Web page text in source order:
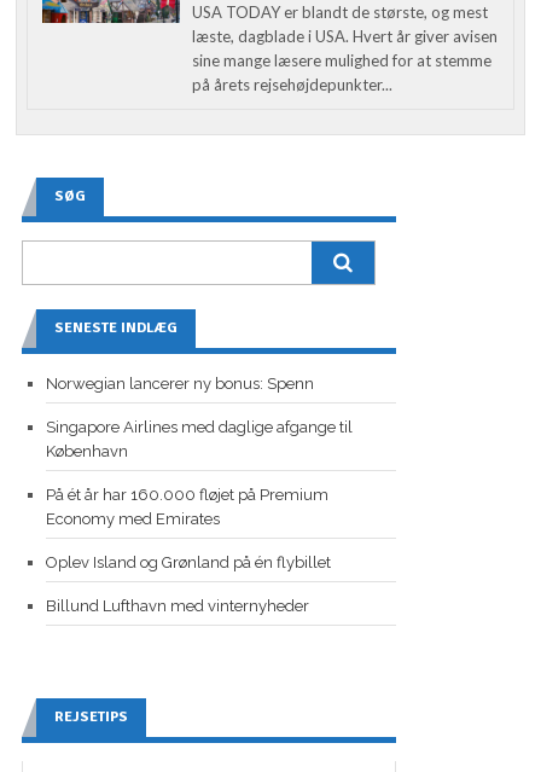
USA TODAY er blandt de største, og mest
læste, dagblade i USA. Hvert år giver avisen
sine mange læsere mulighed for at stemme
på årets rejsehøjdepunkter...
SØG
SENESTE INDLÆG
Norwegian lancerer ny bonus: Spenn
Singapore Airlines med daglige afgange til
København
På ét år har 160.000 fløjet på Premium
Economy med Emirates
Oplev Island og Grønland på én flybillet
Billund Lufthavn med vinternyheder
REJSETIPS